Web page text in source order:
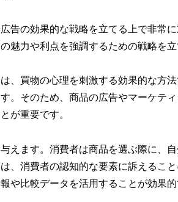
告の効果的な戦略を立てる上で非常
魅力や利点を強調するための戦略を立
、買物の心理を刺激する効果的な方
。そのため、商品の広告やマーケテ
が重要です。
えます。消費者は商品を選ぶ際に、
、消費者の認知的な要素に訴えるこ
や比較データを活用することが効果的